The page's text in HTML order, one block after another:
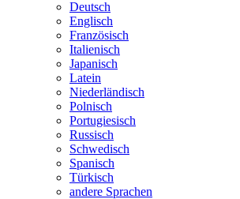
Deutsch
Englisch
Französisch
Italienisch
Japanisch
Latein
Niederländisch
Polnisch
Portugiesisch
Russisch
Schwedisch
Spanisch
Türkisch
andere Sprachen